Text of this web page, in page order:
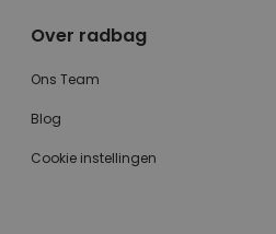
Over radbag
Ons Team
Blog
Cookie instellingen